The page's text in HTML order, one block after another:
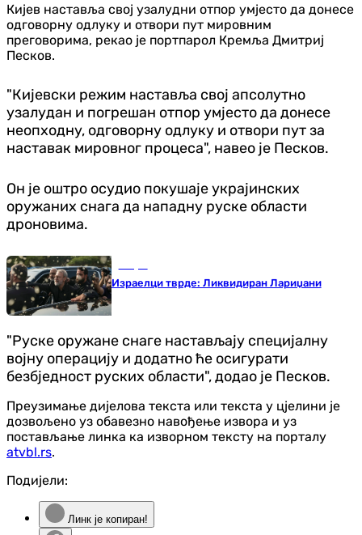
Кијев наставља свој узалудни отпор умјесто да донесе
одговорну одлуку и отвори пут мировним
преговорима, рекао је портпарол Кремља Дмитриј
Песков.
"Кијевски режим наставља свој апсолутно
узалудан и погрешан отпор умјесто да донесе
неопходну, одговорну одлуку и отвори пут за
наставак мировног процеса", навео је Песков.
Он је оштро осудио покушаје украјинских
оружаних снага да нападну руске области
дроновима.
Израелци тврде: Ликвидиран Лариџани
"Руске оружане снаге настављају специјалну
војну операцију и додатно ће осигурати
безбједност руских области", додао је Песков.
Преузимање дијелова текста или текста у цјелини је
дозвољено уз обавезно навођење извора и уз
постављање линка ка изворном тексту на порталу
atvbl.rs.
Подијели:
Линк је копиран!